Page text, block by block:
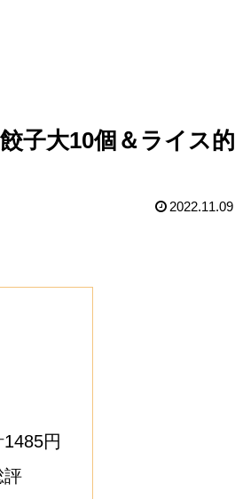
子大10個＆ライス的
2022.11.09
円
評